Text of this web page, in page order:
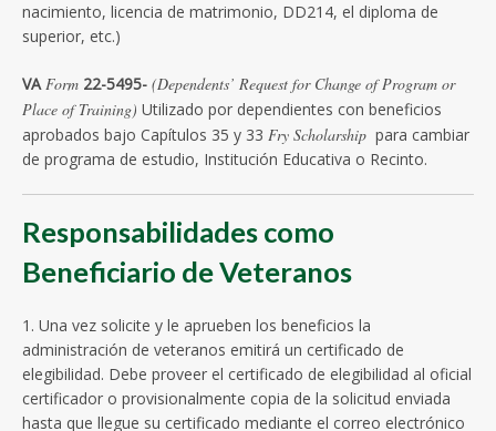
nacimiento, licencia de matrimonio, DD214, el diploma de
superior, etc.)
VAForm 22-5495- (Dependents’ Request for Change of Program or
Place of Training) Utilizado por dependientes con beneficios
aprobados bajo Capítulos 35 y 33 Fry Scholarship para cambiar
de programa de estudio, Institución Educativa o Recinto.
Responsabilidades como
Beneficiario de Veteranos
1. Una vez solicite y le aprueben los beneficios la
administración de veteranos emitirá un certificado de
elegibilidad. Debe proveer el certificado de elegibilidad al oficial
certificador o provisionalmente copia de la solicitud enviada
hasta que llegue su certificado mediante el correo electrónico